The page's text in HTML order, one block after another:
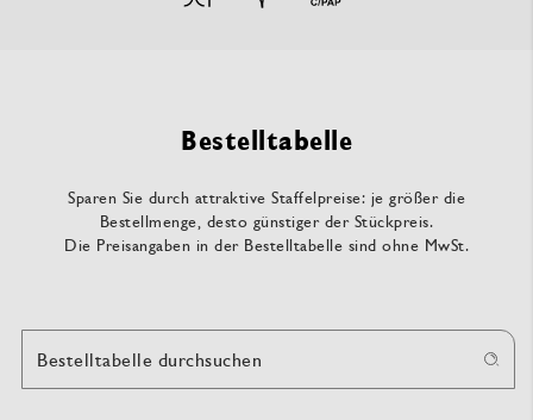
Bestelltabelle
Sparen Sie durch attraktive Staffelpreise: je größer die
Bestellmenge, desto günstiger der Stückpreis.
Die Preisangaben in der Bestelltabelle sind ohne MwSt.
Bestelltabelle durchsuchen